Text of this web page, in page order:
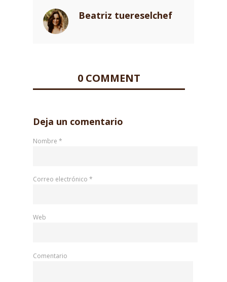
Beatriz tuereselchef
0 COMMENT
Deja un comentario
Nombre *
Correo electrónico *
Web
Comentario